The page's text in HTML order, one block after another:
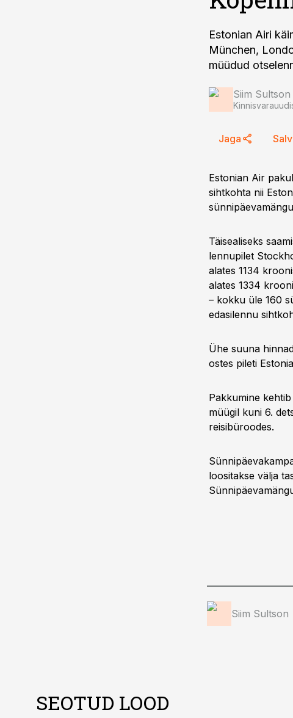
Estonian Airi
München,
müüdud
Siim Sultson
Jaga
Estonian Air
sihtkohta nii
Täisealiseks
lennupilet
alates 1134
alates 1334
– kokku üle 160
edasilennu
Ühe suuna
ostes pileti
Pakkumine
müügil kuni 6.
reisibüroodes.
loositakse välja
Siim Sultson
SEOTUD LOOD